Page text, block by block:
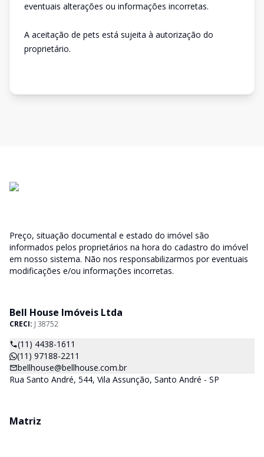
eventuais alterações ou informações incorretas.
A aceitação de pets está sujeita à autorização do
proprietário.
Preço, situação documental e estado do imóvel são
informados pelos proprietários na hora do cadastro do imóvel
em nosso sistema. Não nos responsabilizarmos por eventuais
modificações e/ou informações incorretas.
Bell House Imóveis Ltda
CRECI: J 38752
(11) 4438-1611
(11) 97188-2211
bellhouse@bellhouse.com.br
Rua Santo André, 544, Vila Assunção, Santo André - SP
Matriz